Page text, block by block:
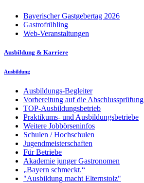
Bayerischer Gastgebertag 2026
Gastrofrühling
Web-Veranstaltungen
Ausbildung & Karriere
Ausbildung
Ausbildungs-Begleiter
Vorbereitung auf die Abschlussprüfung
TOP-Ausbildungsbetrieb
Praktikums- und Ausbildungsbetriebe
Weitere Jobbörseninfos
Schulen / Hochschulen
Jugendmeisterschaften
Für Betriebe
Akademie junger Gastronomen
„Bayern schmeckt.“
"Ausbildung macht Elternstolz"